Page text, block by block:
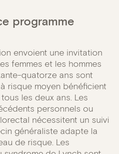
programme
envoient une invitation
femmes et les hommes
quatorze ans sont
risque moyen bénéficient
les deux ans. Les
personnels ou
nécessitent un suivi
généraliste adapte la
de risque. Les